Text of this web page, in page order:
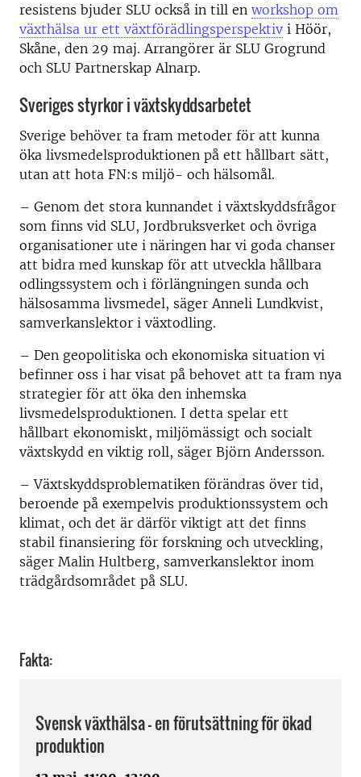
resistens bjuder SLU också in till en workshop om
växthälsa ur ett växtförädlingsperspektiv i Höör,
Skåne, den 29 maj. Arrangörer är SLU Grogrund
och SLU Partnerskap Alnarp.
Sveriges styrkor i växtskyddsarbetet
Sverige behöver ta fram metoder för att kunna
öka livsmedelsproduktionen på ett hållbart sätt,
utan att hota FN:s miljö- och hälsomål.
– Genom det stora kunnandet i växtskyddsfrågor
som finns vid SLU, Jordbruksverket och övriga
organisationer ute i näringen har vi goda chanser
att bidra med kunskap för att utveckla hållbara
odlingssystem och i förlängningen sunda och
hälsosamma livsmedel, säger Anneli Lundkvist,
samverkanslektor i växtodling.
– Den geopolitiska och ekonomiska situation vi
befinner oss i har visat på behovet att ta fram nya
strategier för att öka den inhemska
livsmedelsproduktionen. I detta spelar ett
hållbart ekonomiskt, miljömässigt och socialt
växtskydd en viktig roll, säger Björn Andersson.
– Växtskyddsproblematiken förändras över tid,
beroende på exempelvis produktionssystem och
klimat, och det är därför viktigt att det finns
stabil finansiering för forskning och utveckling,
säger Malin Hultberg, samverkanslektor inom
trädgårdsområdet på SLU.
Fakta:
Svensk växthälsa - en förutsättning för ökad
produktion